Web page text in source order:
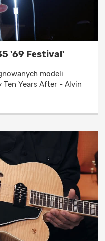
'69 Festival'
modeli
Years After - Alvin